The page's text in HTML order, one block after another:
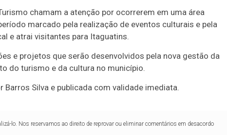
chamam a atenção por ocorrerem em uma área
marcado pela realização de eventos culturais e pela
e atrai visitantes para Itaguatins.
e projetos que serão desenvolvidos pela nova gestão da
do turismo e da cultura no município.
Silva e publicada com validade imediata.
lo. Nos reservamos ao direito de reprovar ou eliminar comentários em desacordo